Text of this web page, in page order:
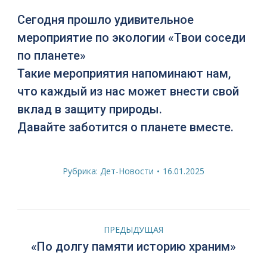
Сегодня прошло удивительное
мероприятие по экологии «Твои соседи
по планете»
Такие мероприятия напоминают нам,
что каждый из нас может внести свой
вклад в защиту природы.
Давайте заботится о планете вместе.
Рубрика: Дет-Новости 16.01.2025
Навигация
по
ПРЕДЫДУЩАЯ
Предыдущая
запись:
«По долгу памяти историю храним»